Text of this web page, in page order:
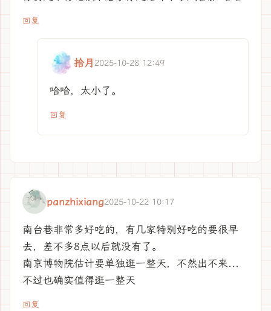
回复
拾月 2025-10-28 12:49
哈哈，太小了。
回复
panzhixiang2025-10-22 10:17
南台巷非常多好吃的，有几家特别好吃的要很早
去，差不多8点以后就没有了。
南京博物院估计要单独逛一整天，不然出不来...
不过也确实值得逛一整天
回复